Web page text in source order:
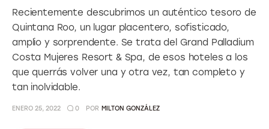
Recientemente descubrimos un auténtico tesoro de
Quintana Roo, un lugar placentero, sofisticado,
amplio y sorprendente. Se trata del Grand Palladium
Costa Mujeres Resort & Spa, de esos hoteles a los
que querrás volver una y otra vez, tan completo y
tan inolvidable.
ENERO 25, 2022 0 POR MILTON GONZÁLEZ